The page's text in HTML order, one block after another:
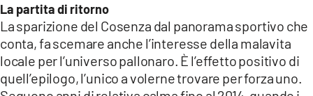
La partita di ritorno
La sparizione del Cosenza dal panorama sportivo che
conta, fa scemare anche l’interesse della malavita
locale per l’universo pallonaro. È l’effetto positivo di
quell’epilogo, l’unico a volerne trovare per forza uno.